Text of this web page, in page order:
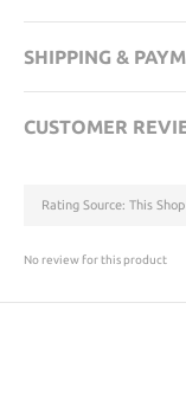
SHIPPING &
CUSTOMER
No review for this product